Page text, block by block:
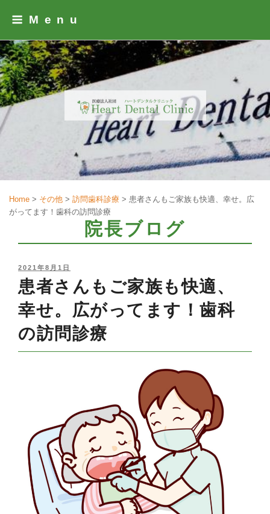
Menu
Home > その他 > 訪問歯科診療 > 患者さんもご家族も快適、幸せ。広
がってます！歯科の訪問診療
院長ブログ
POSTED
ON
2021年8月1日
患者さんもご家族も快適、
幸せ。広がってます！歯科
の訪問診療